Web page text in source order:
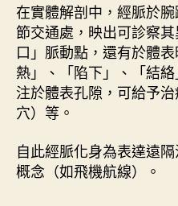
在實體解剖中，經脈於
節交通處，映出可診察
口」脈動點，還有於體
熱」、「陷下」、「結
注於體表孔隙，可給予
穴）等。
自此經脈化身為表達遠
概念（如飛機航線）。